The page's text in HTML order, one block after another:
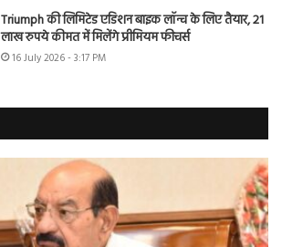
Triumph की लिमिटेड एडिशन बाइक लॉन्च के लिए तैयार, 21
लाख रुपये कीमत में मिलेंगे प्रीमियम फीचर्स
16 July 2026 - 3:17 PM